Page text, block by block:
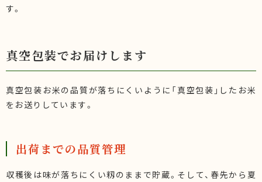
す。
真空包装でお届けします
真空包装お米の品質が落ちにくいように「真空包装」したお米
をお送りしています。
出荷までの品質管理
収穫後は味が落ちにくい籾のままで貯蔵。そして、春先から夏